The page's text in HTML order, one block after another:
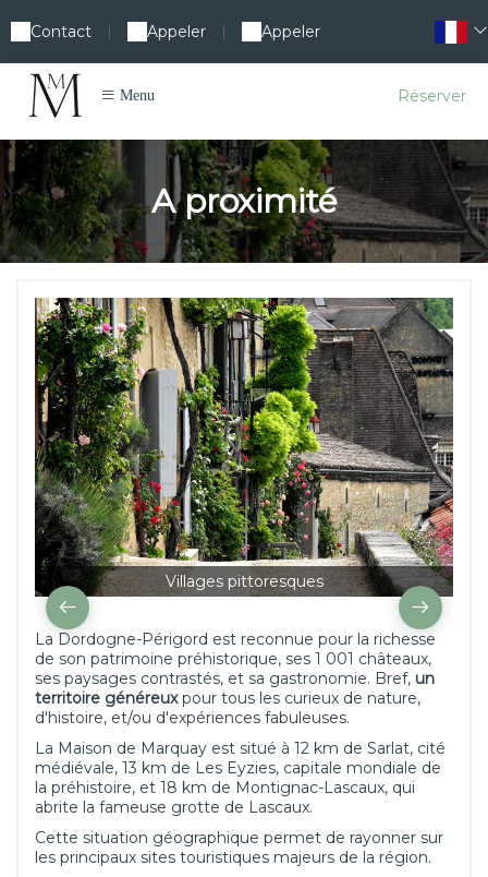
Contact Appeler Appeler
Menu Réserver
A proximité
Villages pittoresques
La Dordogne-Périgord est reconnue pour la richesse
de son patrimoine préhistorique, ses 1 001 châteaux,
ses paysages contrastés, et sa gastronomie. Bref, un
territoire généreuxpour tous les curieux de nature,
d'histoire, et/ou d'expériences fabuleuses.
La Maison de Marquay est situé à 12 km de Sarlat, cité
médiévale, 13 km de Les Eyzies, capitale mondiale de
la préhistoire, et 18 km de Montignac-Lascaux, qui
abrite la fameuse grotte de Lascaux.
Cette situation géographique permet de rayonner sur
les principaux sites touristiques majeurs de la région.